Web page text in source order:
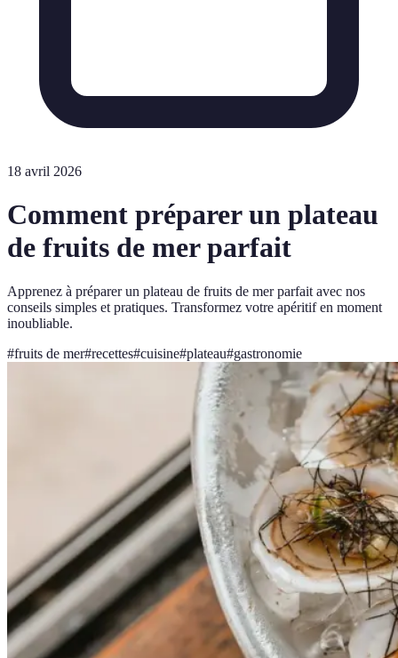
18 avril 2026
Comment préparer un plateau
de fruits de mer parfait
Apprenez à préparer un plateau de fruits de mer parfait avec nos
conseils simples et pratiques. Transformez votre apéritif en moment
inoubliable.
#fruits de mer#recettes#cuisine#plateau#gastronomie